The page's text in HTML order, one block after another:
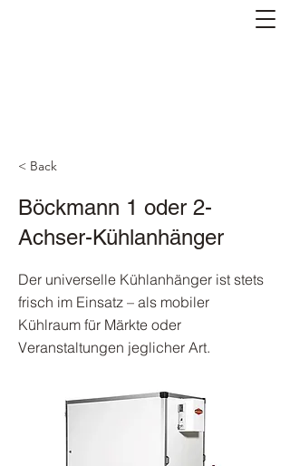
< Back
Böckmann 1 oder 2-
Achser-Kühlanhänger
Der universelle Kühlanhänger ist stets
frisch im Einsatz – als mobiler
Kühlraum für Märkte oder
Veranstaltungen jeglicher Art.